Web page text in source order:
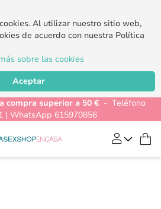
Al utilizar nuestro sitio web,
de acuerdo con nuestra Política
sobre las cookies
Aceptar
compra superior a 50 €- Teléfono
| WhatsApp 615970856